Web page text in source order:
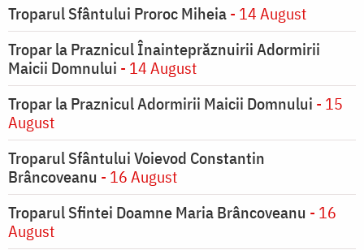
Troparul Sfântului Proroc Miheia- 14 August
Tropar la Praznicul Înainteprăznuirii Adormirii
Maicii Domnului - 14 August
Tropar la Praznicul Adormirii Maicii Domnului - 15
August
Troparul Sfântului Voievod Constantin
Brâncoveanu - 16 August
Troparul Sfintei Doamne Maria Brâncoveanu - 16
August